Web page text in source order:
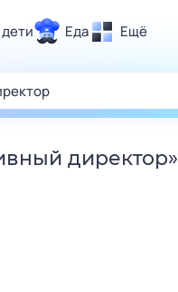
Еда Ещё
и отдых
директор»